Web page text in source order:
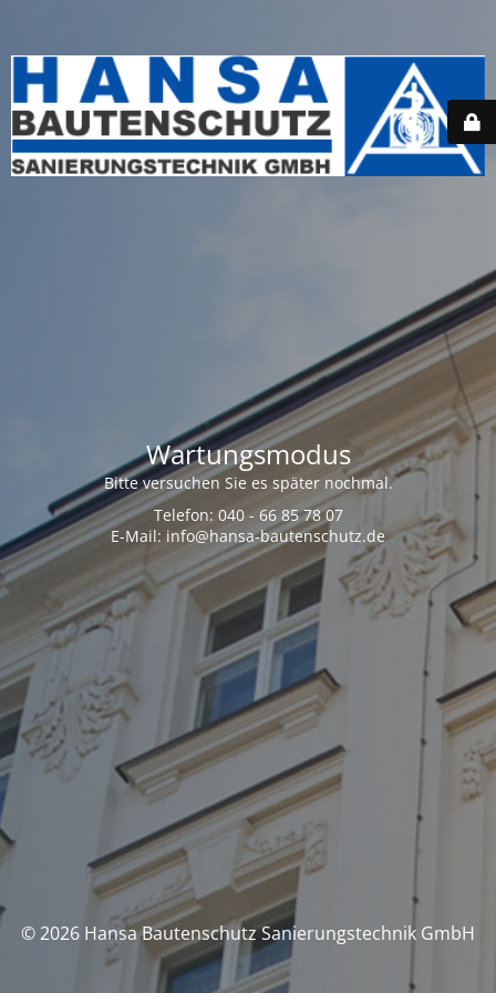
Wartungsmodus
Bitte versuchen Sie es später nochmal.
Telefon: 040 - 66 85 78 07
E-Mail: info@hansa-bautenschutz.de
© 2026 Hansa Bautenschutz Sanierungstechnik GmbH